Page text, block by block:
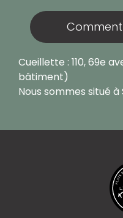
Cueillette : 110, 69e
bâtiment)
Nous sommes situé